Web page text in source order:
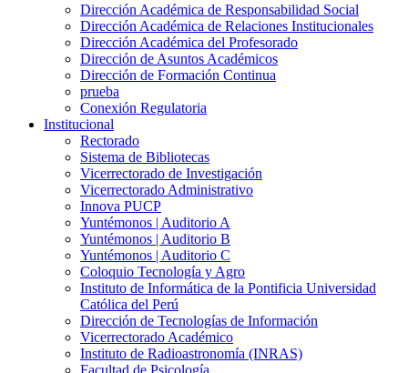
Dirección Académica de Responsabilidad Social
Dirección Académica de Relaciones Institucionales
Dirección Académica del Profesorado
Dirección de Asuntos Académicos
Dirección de Formación Continua
prueba
Conexión Regulatoria
Institucional
Rectorado
Sistema de Bibliotecas
Vicerrectorado de Investigación
Vicerrectorado Administrativo
Innova PUCP
Yuntémonos | Auditorio A
Yuntémonos | Auditorio B
Yuntémonos | Auditorio C
Coloquio Tecnología y Agro
Instituto de Informática de la Pontificia Universidad
Católica del Perú
Dirección de Tecnologías de Información
Vicerrectorado Académico
Instituto de Radioastronomía (INRAS)
Facultad de Psicología